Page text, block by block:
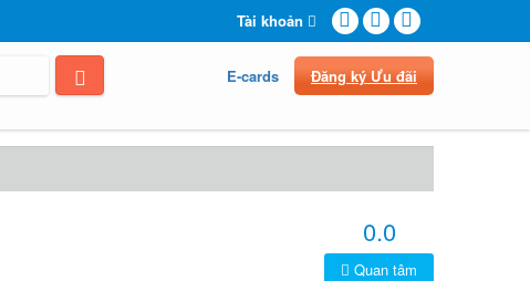
Tài khoản
E-cards Đăng ký Ưu đãi
0.0
Quan tâm